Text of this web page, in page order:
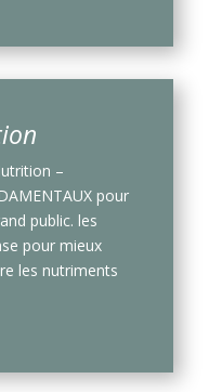
–
pour
public. les
pour mieux
les nutriments